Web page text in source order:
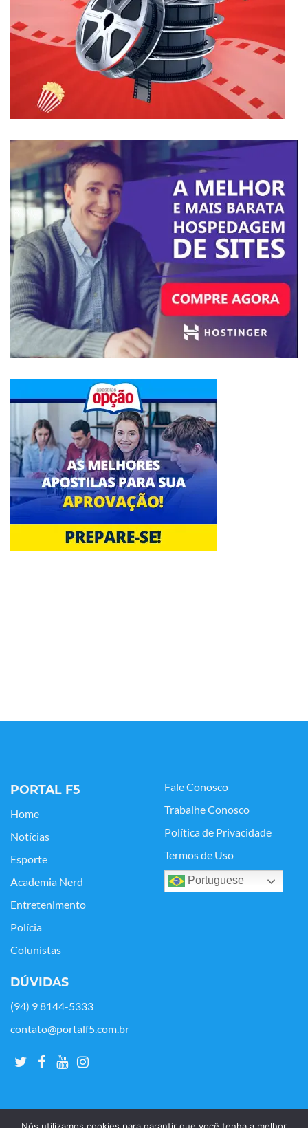
PORTAL F5
Home
Notícias
Esporte
Academia Nerd
Entretenimento
Polícia
Colunistas
Fale Conosco
Trabalhe Conosco
Política de Privacidade
Termos de Uso
Portuguese
DÚVIDAS
(94) 9 8144-5333
contato@portalf5.com.br